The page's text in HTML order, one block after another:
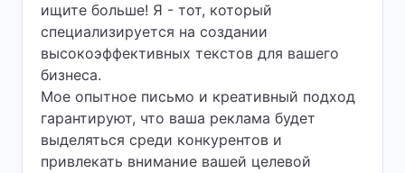
ищите больше! Я - тот, который
специализируется на создании
высокоэффективных текстов для вашего
бизнеса.
Мое опытное письмо и креативный подход
гарантируют, что ваша реклама будет
выделяться среди конкурентов и
привлекать внимание вашей целевой